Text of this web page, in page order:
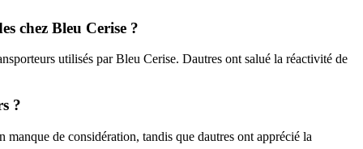
chez Bleu Cerise ?
utilisés par Bleu Cerise. Dautres ont salué la réactivité de
?
de considération, tandis que dautres ont apprécié la